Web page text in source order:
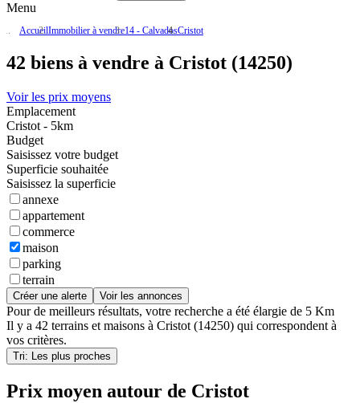
Menu
AccueilImmobilier à vendre14 - CalvadosCristot
42 biens à vendre à Cristot (14250)
Voir les prix moyens
Emplacement
Cristot - 5km
Budget
Saisissez votre budget
Superficie souhaitée
Saisissez la superficie
annexe
appartement
commerce
maison
parking
terrain
Créer une alerte Voir les annonces
Pour de meilleurs résultats, votre recherche a été élargie de 5 Km
Il y a 42 terrains et maisons à Cristot (14250) qui correspondent à
vos critères.
Tri: Les plus proches
Prix moyen autour de Cristot